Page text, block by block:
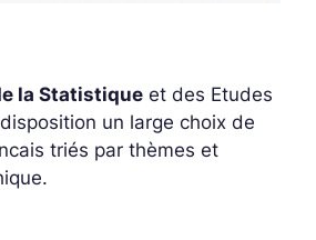
la Statistique et des Etudes
un large choix de
triés par thèmes et